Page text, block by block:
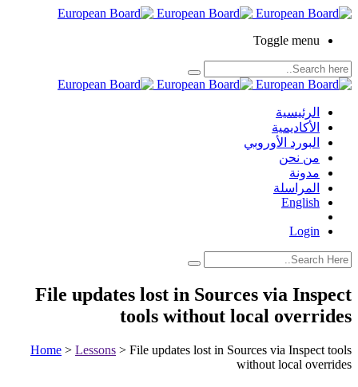
Toggle menu
الرئيسية
الأكاديمية
البورد الأوروبي
من نحن
مدونة
المراسلة
English
Login
File updates lost in Sources via Inspect
tools without local overrides
Home > Lessons > File updates lost in Sources via Inspect tools
without local overrides